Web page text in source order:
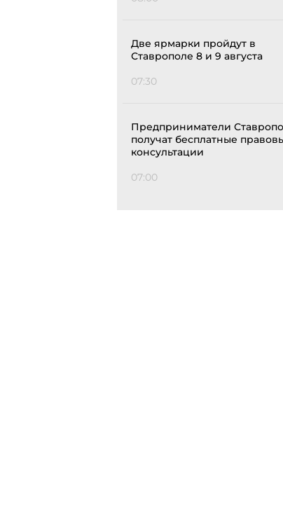
Две ярмарки пройдут в
Ставрополе 8 и 9 августа
07:30
Предприниматели
получат бесплатные
консультации
07:00